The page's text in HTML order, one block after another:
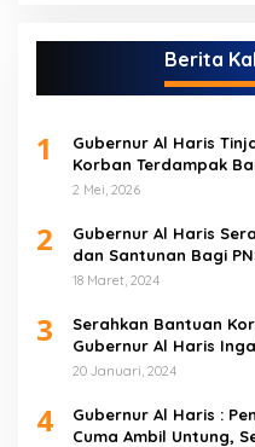
Berita
1
Gubernur Al Haris
Korban Terdampak
2 Mei, 2026
2
Gubernur Al Haris
dan Santunan Bagi
Yang Berada di
18 Maret, 2024
3
Serahkan Bantuan
Gubernur Al Haris
20 Januari, 2024
4
Gubernur Al Haris :
Cuma Ambil Untung,